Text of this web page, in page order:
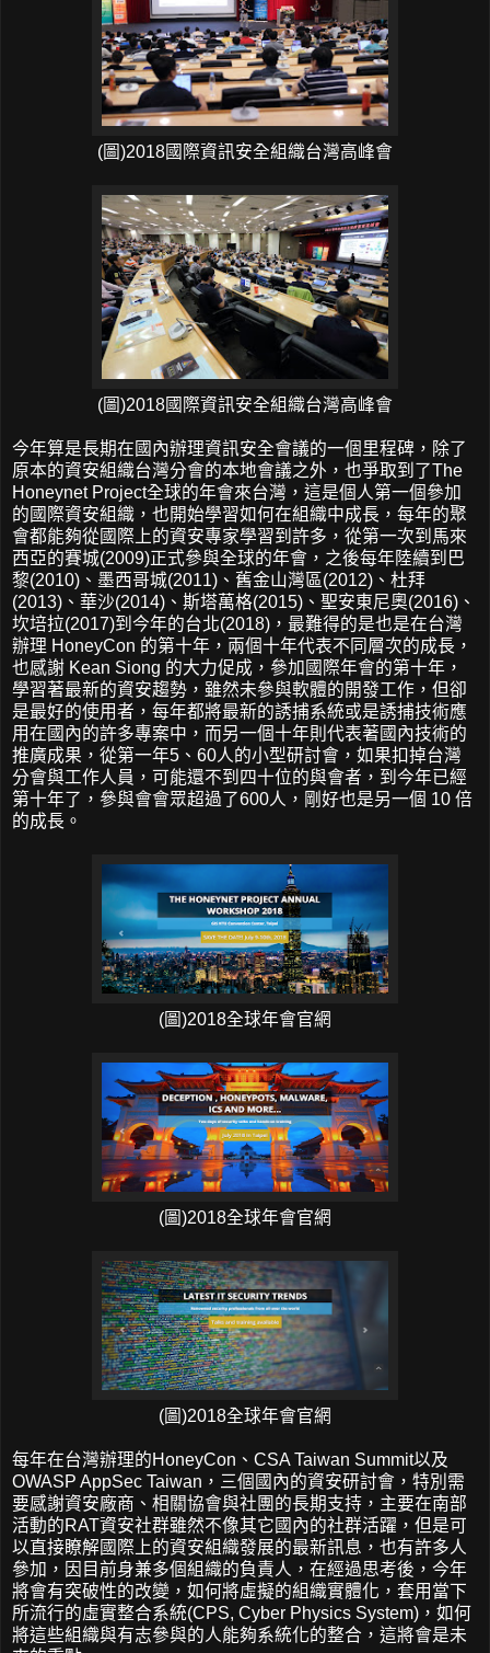
(圖)2018國際資訊安全組織台灣高峰會
(圖)2018國際資訊安全組織台灣高峰會
今年算是長期在國內辦理資訊安全會議的一個里程碑，除了
原本的資安組織台灣分會的本地會議之外，也爭取到了The
Honeynet Project全球的年會來台灣，這是個人第一個參加
的國際資安組織，也開始學習如何在組織中成長，每年的聚
會都能夠從國際上的資安專家學習到許多，從第一次到馬來
西亞的賽城(2009)正式參與全球的年會，之後每年陸續到巴
黎(2010)、墨西哥城(2011)、舊金山灣區(2012)、杜拜
(2013)、華沙(2014)、斯塔萬格(2015)、聖安東尼奧(2016)、
坎培拉(2017)到今年的台北(2018)，最難得的是也是在台灣
辦理 HoneyCon 的第十年，兩個十年代表不同層次的成長，
也感謝 Kean Siong 的大力促成，參加國際年會的第十年，
學習著最新的資安趨勢，雖然未參與軟體的開發工作，但卻
是最好的使用者，每年都將最新的誘捕系統或是誘捕技術應
用在國內的許多專案中，而另一個十年則代表著國內技術的
推廣成果，從第一年5、60人的小型研討會，如果扣掉台灣
分會與工作人員，可能還不到四十位的與會者，到今年已經
第十年了，參與會會眾超過了600人，剛好也是另一個 10 倍
的成長。
(圖)2018全球年會官網
(圖)2018全球年會官網
(圖)2018全球年會官網
每年在台灣辦理的HoneyCon、CSA Taiwan Summit以及
OWASP AppSec Taiwan，三個國內的資安研討會，特別需
要感謝資安廠商、相關協會與社團的長期支持，主要在南部
活動的RAT資安社群雖然不像其它國內的社群活躍，但是可
以直接瞭解國際上的資安組織發展的最新訊息，也有許多人
參加，因目前身兼多個組織的負責人，在經過思考後，今年
將會有突破性的改變，如何將虛擬的組織實體化，套用當下
所流行的虛實整合系統(CPS, Cyber Physics System)，如何
將這些組織與有志參與的人能夠系統化的整合，這將會是未